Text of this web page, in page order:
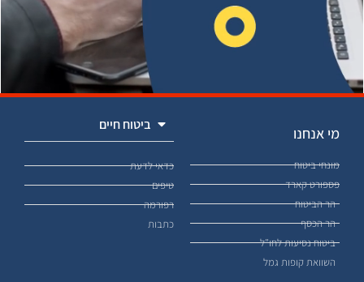
מי אנחנו
מונחי ביטוח
פספורט קארד
הר הביטוח
הר הכסף
ביטוח נסיעות לחו"ל
השוואת קופות גמל
ביטוח חיים
כדאי לדעת
טיפים
רפורמה
כתבות